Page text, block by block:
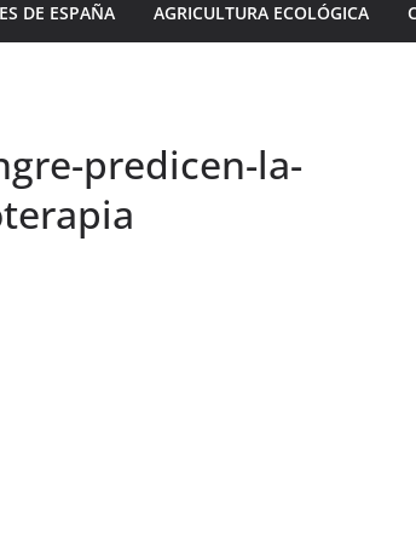
DE ESPAÑA AGRICULTURA ECOLÓGICA
predicen-la-